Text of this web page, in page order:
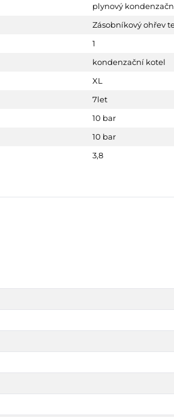
plynový
Zásobníkový ohřev
1
kondenzační kotel
XL
7let
10 bar
10 bar
3,8